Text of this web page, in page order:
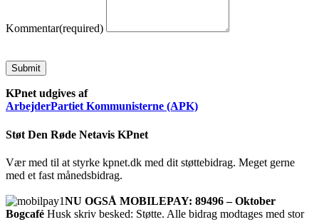
Kommentar(required)
Submit
KPnet udgives af
ArbejderPartiet Kommunisterne (APK)
Støt Den Røde Netavis KPnet
Vær med til at styrke kpnet.dk med dit støttebidrag. Meget gerne
med et fast månedsbidrag.
NU OGSÅ MOBILEPAY: 89496 – Oktober
Bogcafé Husk skriv besked: Støtte. Alle bidrag modtages med stor